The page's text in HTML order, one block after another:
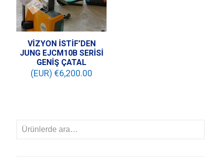
VİZYON İSTİF’DEN
JUNG EJCM10B SERİSİ
GENİŞ ÇATAL
(EUR) €6,200.00